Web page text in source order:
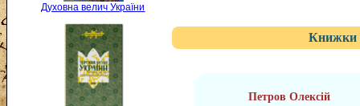
Духовна велич України
Книжки
Петров Олексій